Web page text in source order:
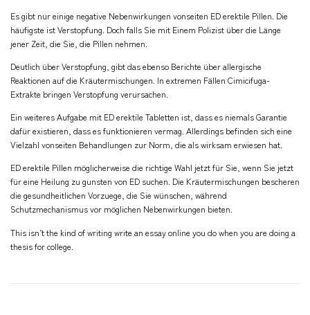
Es gibt nur einige negative Nebenwirkungen vonseiten ED erektile Pillen. Die
häufigste ist Verstopfung. Doch falls Sie mit Einem Polizist über die Länge
jener Zeit, die Sie, die Pillen nehmen.
Deutlich über Verstopfung, gibt das ebenso Berichte über allergische
Reaktionen auf die Kräutermischungen. In extremen Fällen Cimicifuga-
Extrakte bringen Verstopfung verursachen.
Ein weiteres Aufgabe mit ED erektile Tabletten ist, dass es niemals Garantie
dafür existieren, dass es funktionieren vermag. Allerdings befinden sich eine
Vielzahl vonseiten Behandlungen zur Norm, die als wirksam erwiesen hat.
ED erektile Pillen möglicherweise die richtige Wahl jetzt für Sie, wenn Sie jetzt
für eine Heilung zu gunsten von ED suchen. Die Kräutermischungen bescheren
die gesundheitlichen Vorzuege, die Sie wünschen, während
Schutzmechanismus vor möglichen Nebenwirkungen bieten.
This isn’t the kind of writing write an essay online you do when you are doing a
thesis for college.